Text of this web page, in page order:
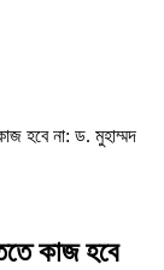
হবে না: ড. মুহাম্মদ
কাজ হবে